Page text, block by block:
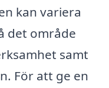
kan variera
det område
samt
För att ge en